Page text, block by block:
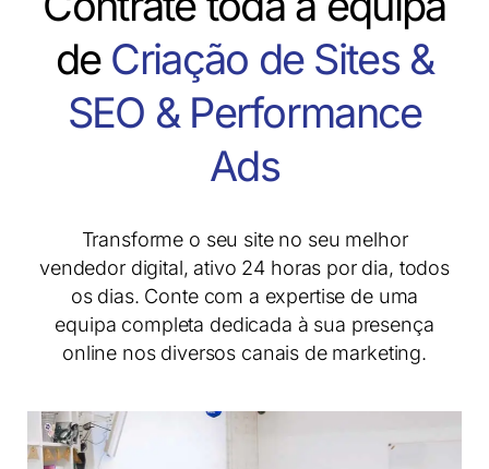
de Criação de Sites &
SEO & Performance
Ads
Transforme o seu site no seu melhor
vendedor digital, ativo 24 horas por dia, todos
os dias. Conte com a expertise de uma
equipa completa dedicada à sua presença
online nos diversos canais de marketing.